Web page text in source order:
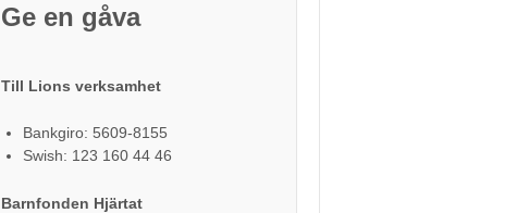
Ge en gåva
Till Lions verksamhet
Bankgiro: 5609-8155
Swish: 123 160 44 46
Barnfonden Hjärtat